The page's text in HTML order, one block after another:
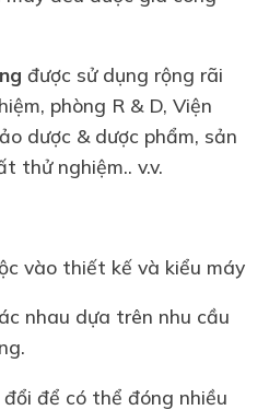
được sử dụng rộng rãi
phòng R & D, Viện
dược & dược phẩm, sản
thử nghiệm.. v.v.
vào thiết kế và kiểu máy
nhau dựa trên nhu cầu
để có thể đóng nhiều